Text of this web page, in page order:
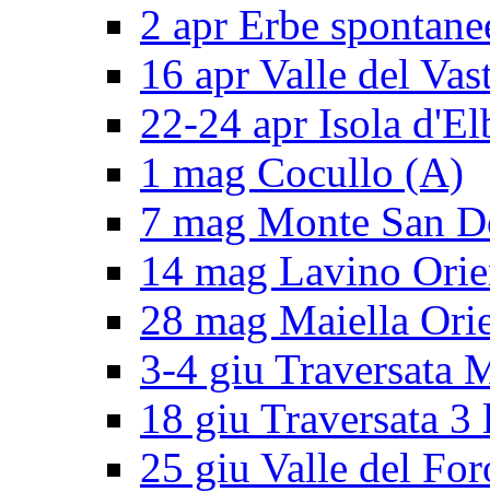
2 apr Erbe
16 apr Valle del
22-24 apr Isola
1 mag Cocullo (A)
7 mag Monte San
14 mag Lavino
28 mag Maiella
3-4 giu Traversata
18 giu Traversata 3
25 giu Valle del